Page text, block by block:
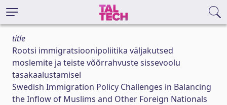
title
Rootsi immigratsioonipoliitika väljakutsed
moslemite ja teiste võõrrahvuste sissevoolu
tasakaalustamisel
Swedish Immigration Policy Challenges in Balancing
the Inflow of Muslims and Other Foreign Nationals